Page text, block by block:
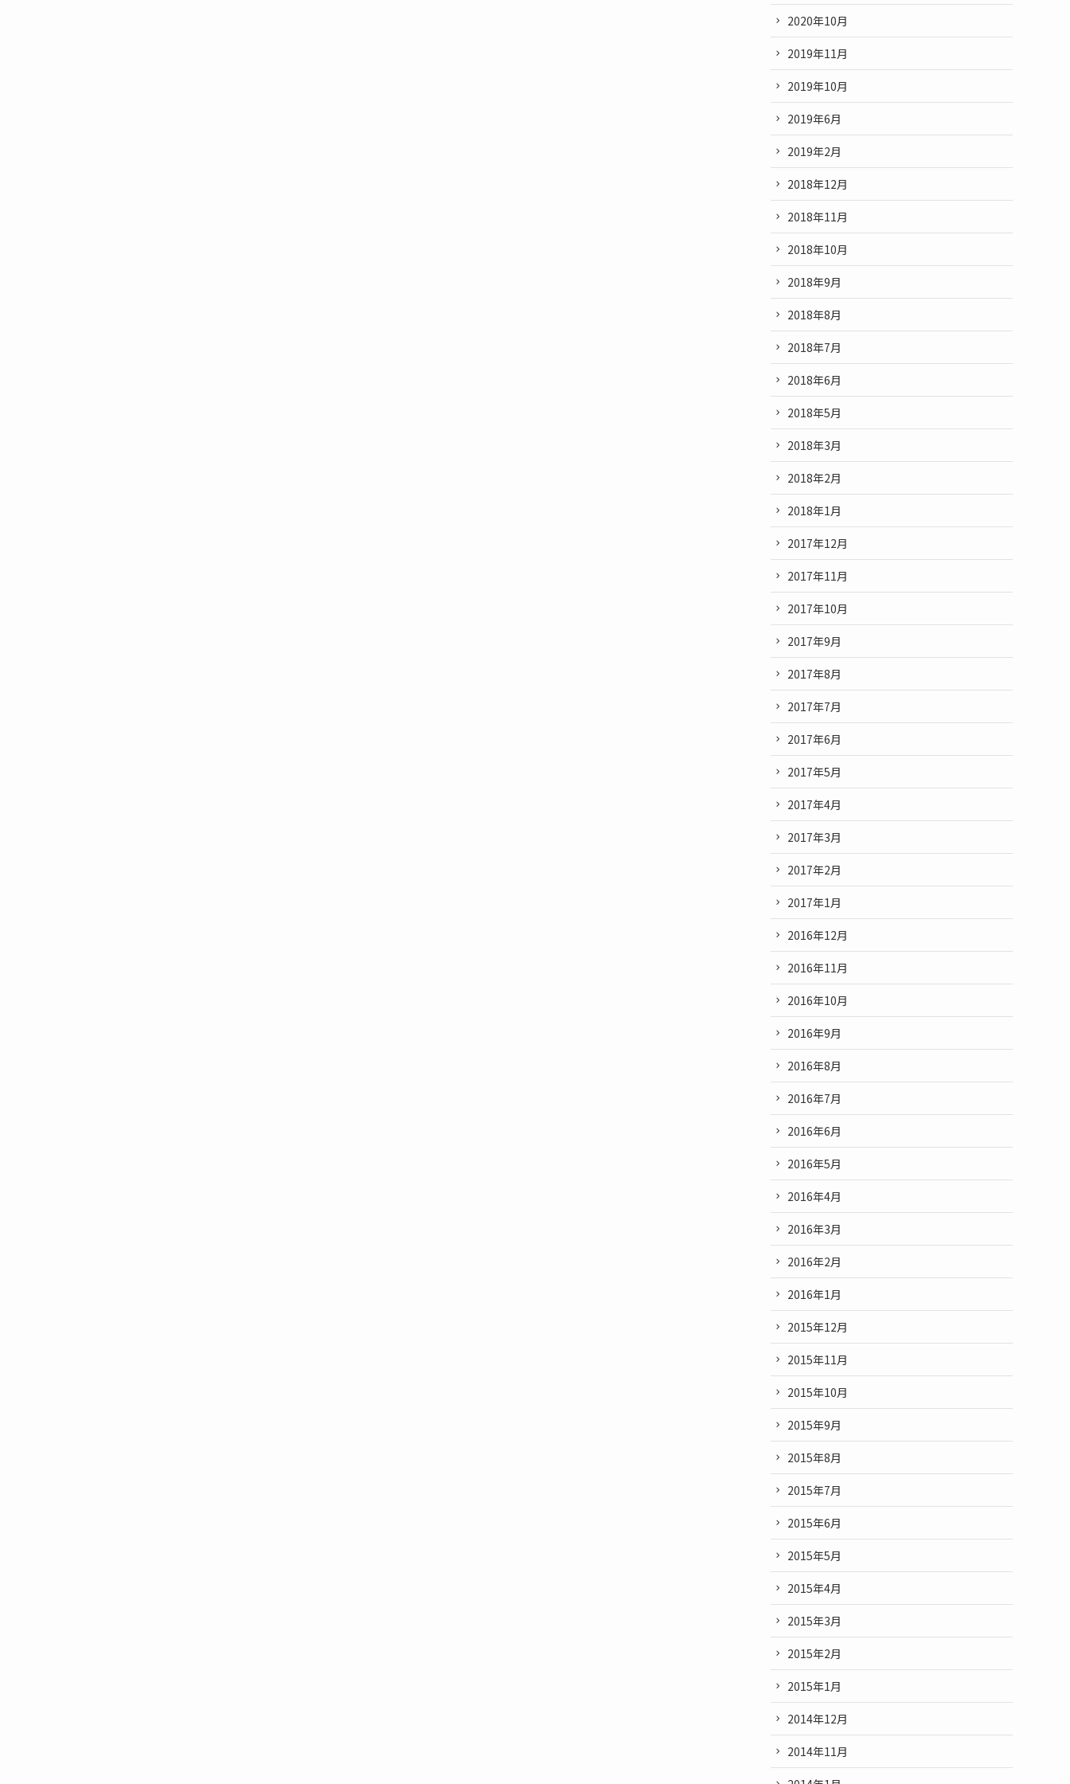
2020年10月
2019年11月
2019年10月
2019年6月
2019年2月
2018年12月
2018年11月
2018年10月
2018年9月
2018年8月
2018年7月
2018年6月
2018年5月
2018年3月
2018年2月
2018年1月
2017年12月
2017年11月
2017年10月
2017年9月
2017年8月
2017年7月
2017年6月
2017年5月
2017年4月
2017年3月
2017年2月
2017年1月
2016年12月
2016年11月
2016年10月
2016年9月
2016年8月
2016年7月
2016年6月
2016年5月
2016年4月
2016年3月
2016年2月
2016年1月
2015年12月
2015年11月
2015年10月
2015年9月
2015年8月
2015年7月
2015年6月
2015年5月
2015年4月
2015年3月
2015年2月
2015年1月
2014年12月
2014年11月